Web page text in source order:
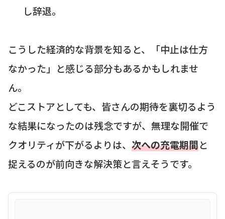
し辞退。
こうした経済的な背景を知ると、「中止は仕方
なかった」と感じる部分もあるかもしれませ
ん。
どこストアとしても、皆さんの期待を裏切るよう
な結果になったのは残念ですが、無理な開催で
クオリティが下がるよりは、 次への充電期間と
捉えるのが前向きな解決策と言えそうです。